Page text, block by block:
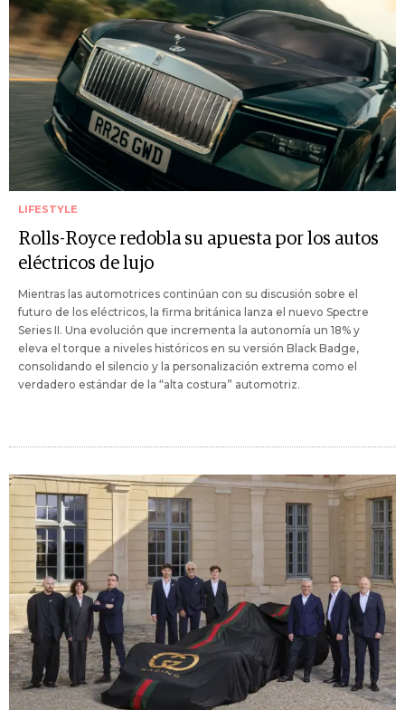
LIFESTYLE
Rolls-Royce redobla su apuesta por los autos
eléctricos de lujo
Mientras las automotrices continúan con su discusión sobre el
futuro de los eléctricos, la firma británica lanza el nuevo Spectre
Series II. Una evolución que incrementa la autonomía un 18% y
eleva el torque a niveles históricos en su versión Black Badge,
consolidando el silencio y la personalización extrema como el
verdadero estándar de la “alta costura” automotriz.